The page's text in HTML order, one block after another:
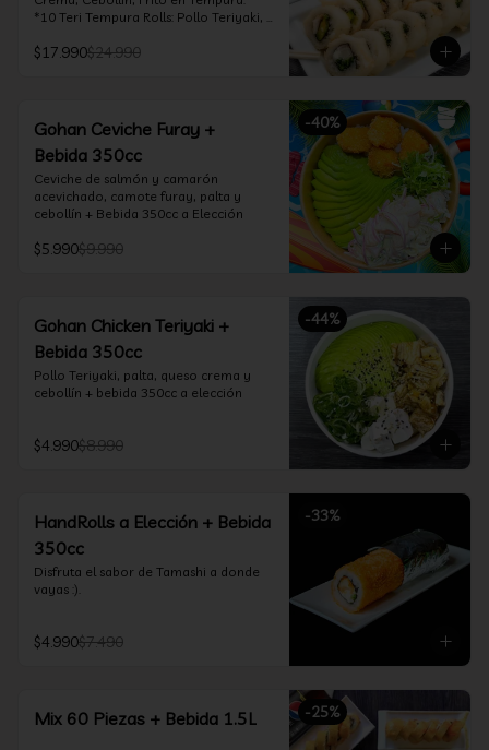
*10 Teri Tempura Rolls: Pollo Teriyaki,
Tempura
Queso Crema y Cebollín, frito en
tempura
*Incluye 2 palitos, 2 soya 30ml, 1 salsa
teriyaki 30ml
$17.990$24.990
-40%
Gohan Ceviche Furay +
Bebida 350cc
Ceviche de salmón y camarón
acevichado, camote furay, palta y
cebollín + Bebida 350cc a Elección
$5.990$9.990
-44%
Gohan Chicken Teriyaki +
Bebida 350cc
Pollo Teriyaki, palta, queso crema y
cebollín + bebida 350cc a elección
$4.990$8.990
-33%
HandRolls a Elección + Bebida
350cc
Disfruta el sabor de Tamashi a donde
vayas :).
$4.990$7.490
-25%
Mix 60 Piezas + Bebida 1.5L